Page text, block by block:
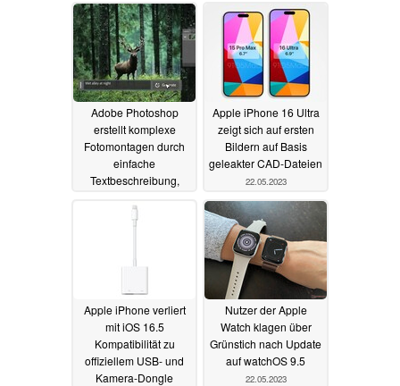
Adobe Photoshop
erstellt komplexe
Fotomontagen durch
einfache
Textbeschreibung,
Apple iPhone 16 Ultra
zeigt sich auf ersten
Bildern auf Basis
geleakter CAD-Dateien
22.05.2023
Apple iPhone verliert
mit iOS 16.5
Kompatibilität zu
offiziellem USB- und
Kamera-Dongle
Nutzer der Apple
Watch klagen über
Grünstich nach Update
auf watchOS 9.5
22.05.2023